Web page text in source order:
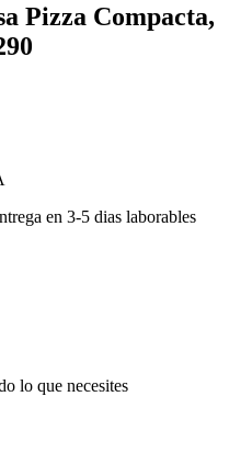
Pizza Compacta,
en 3-5 dias laborables
lo que necesites